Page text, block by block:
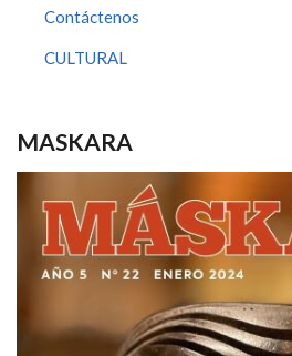
Contáctenos
CULTURAL
MASKARA